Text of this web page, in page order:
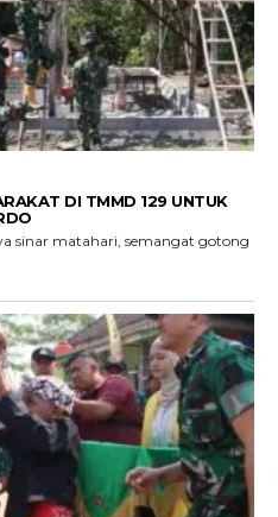
DI TMMD 129 UNTUK
sinar matahari, semangat gotong